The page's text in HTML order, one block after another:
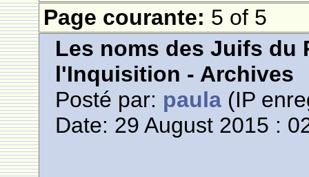
Page courante: 5 of 5
Les noms des Juifs du
l'Inquisition - Archives
Posté par: paula (IP
Date: 29 August 2015 :